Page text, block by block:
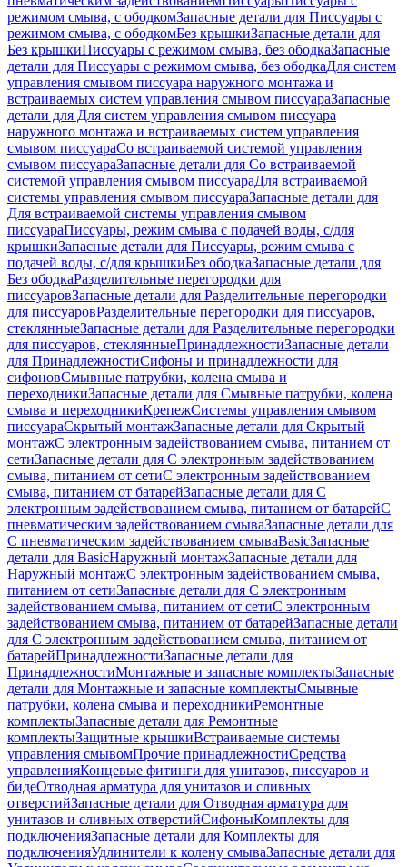
режимом смыва, с ободкомЗапасные детали для Писсуары с
режимом смыва, с ободкомБез крышкиЗапасные детали для
Без крышкиПиссуары с режимом смыва, без ободкаЗапасные
детали для Писсуары с режимом смыва, без ободкаДля систем
управления смывом писсуара наружного монтажа и
встраиваемых систем управления смывом писсуараЗапасные
детали для Для систем управления смывом писсуара
наружного монтажа и встраиваемых систем управления
смывом писсуараСо встраиваемой системой управления
смывом писсуараЗапасные детали для Со встраиваемой
системой управления смывом писсуараДля встраиваемой
системы управления смывом писсуараЗапасные детали для
Для встраиваемой системы управления смывом
писсуараПиссуары, режим смыва с подачей воды, с/для
крышкиЗапасные детали для Писсуары, режим смыва с
подачей воды, с/для крышкиБез ободкаЗапасные детали для
Без ободкаРазделительные перегородки для
писсуаровЗапасные детали для Разделительные перегородки
для писсуаровРазделительные перегородки для писсуаров,
стеклянныеЗапасные детали для Разделительные перегородки
для писсуаров, стеклянныеПринадлежностиЗапасные детали
для ПринадлежностиСифоны и принадлежности для
сифоновСмывные патрубки, колена смыва и
переходникиЗапасные детали для Смывные патрубки, колена
смыва и переходникиКрепежСистемы управления смывом
писсуараСкрытый монтажЗапасные детали для Скрытый
монтажС электронным задействованием смыва, питанием от
сетиЗапасные детали для С электронным задействованием
смыва, питанием от сетиС электронным задействованием
смыва, питанием от батарейЗапасные детали для С
электронным задействованием смыва, питанием от батарейС
пневматическим задействованием смываЗапасные детали для
С пневматическим задействованием смываBasicЗапасные
детали для BasicНаружный монтажЗапасные детали для
Наружный монтажС электронным задействованием смыва,
питанием от сетиЗапасные детали для С электронным
задействованием смыва, питанием от сетиС электронным
задействованием смыва, питанием от батарейЗапасные детали
для С электронным задействованием смыва, питанием от
батарейПринадлежностиЗапасные детали для
ПринадлежностиМонтажные и запасные комплектыЗапасные
детали для Монтажные и запасные комплектыСмывные
патрубки, колена смыва и переходникиРемонтные
комплектыЗапасные детали для Ремонтные
комплектыЗащитные крышкиВстраиваемые системы
управления смывомПрочие принадлежностиСредства
управленияКонцевые фитинги для унитазов, писсуаров и
бидеОтводная арматура для унитазов и сливных
отверстийЗапасные детали для Отводная арматура для
унитазов и сливных отверстийСифоныКомплекты для
подключенияЗапасные детали для Комплекты для
подключенияУдлинители к колену смываЗапасные детали для